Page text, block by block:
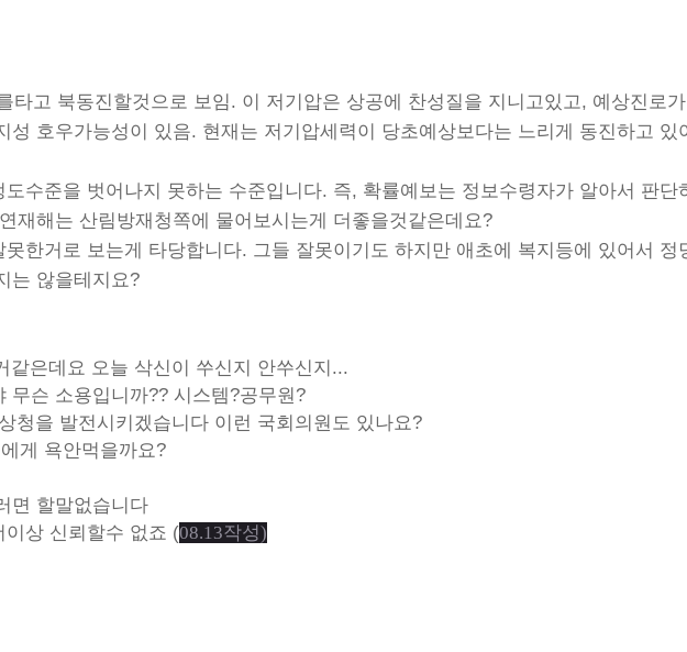
고 북동진할것으로 보임. 이 저기압은 상공에 찬성질을 지니고있고, 예상진로
호우가능성이 있음. 현재는 저기압세력이 당초예상보다는 느리게 동진하고 있
수준을 벗어나지 못하는 수준입니다. 즉, 확률예보는 정보수령자가 알아서 판단
재해는 산림방재청쪽에 물어보시는게 더좋을것같은데요?
한거로 보는게 타당합니다. 그들 잘못이기도 하지만 애초에 복지등에 있어서 정
는 않을테지요?
같은데요 오늘 삭신이 쑤신지 안쑤신지...
무슨 소용입니까?? 시스템?공무원?
청을 발전시키겠습니다 이런 국회의원도 있나요?
게 욕안먹을까요?
면 할말없습니다
상 신뢰할수 없죠 (08.13작성)